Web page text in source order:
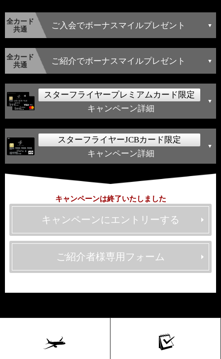
全カード
共通
ご入会でボーナスマイルプレゼント
全カード
共通
ご紹介でボーナスマイルプレゼント
スターフライヤープレミアムカード限定
キャンペーン詳細
スターフライヤーJCBカード限定
キャンペーン詳細
キャンペーンは終了いたしました
キャンペーンにエントリーする
ご紹介者様専用フォーム